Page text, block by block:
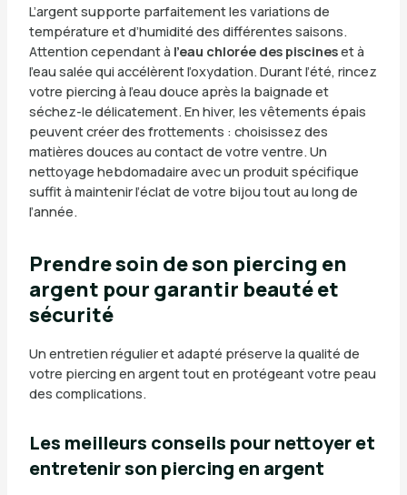
L’argent supporte parfaitement les variations de
température et d’humidité des différentes saisons.
Attention cependant à l’eau chlorée des piscineset à
l’eau salée qui accélèrent l’oxydation. Durant l’été, rincez
votre piercing à l’eau douce après la baignade et
séchez-le délicatement. En hiver, les vêtements épais
peuvent créer des frottements : choisissez des
matières douces au contact de votre ventre. Un
nettoyage hebdomadaire avec un produit spécifique
suffit à maintenir l’éclat de votre bijou tout au long de
l’année.
Prendre soin de son piercing en
argent pour garantir beauté et
sécurité
Un entretien régulier et adapté préserve la qualité de
votre piercing en argent tout en protégeant votre peau
des complications.
Les meilleurs conseils pour nettoyer et
entretenir son piercing en argent